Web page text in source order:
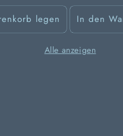
legen In den
Alle anzeigen